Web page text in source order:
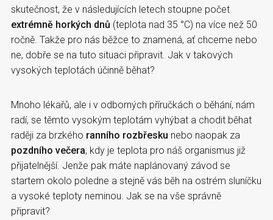
skutečnost, že v následujících letech stoupne počet
extrémně horkých dnů (teplota nad 35 °C) na více než 50
ročně. Takže pro nás běžce to znamená, ať chceme nebo
ne, dobře se na tuto situaci připravit. Jak v takových
vysokých teplotách účinně běhat?
Mnoho lékařů, ale i v odborných příručkách o běhání, nám
radí, se těmto vysokým teplotám vyhýbat a chodit běhat
raději za brzkého ranního rozbřesku nebo naopak za
pozdního večera, kdy je teplota pro náš organismus již
přijatelnější. Jenže pak máte naplánovaný závod se
startem okolo poledne a stejně vás běh na ostrém sluníčku
a vysoké teploty neminou. Jak se na vše správně
připravit?